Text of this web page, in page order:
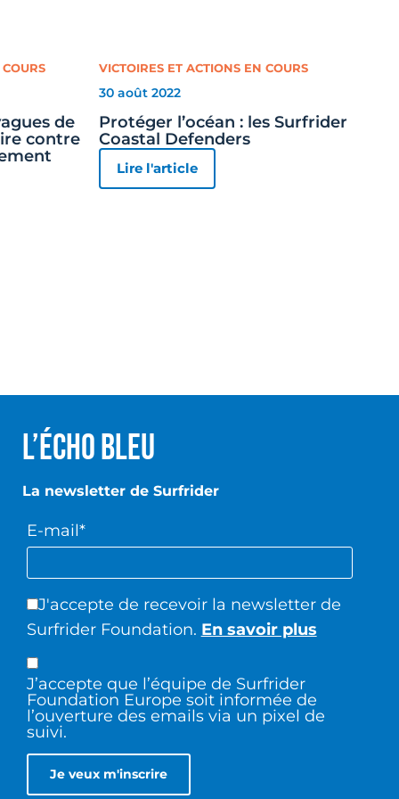
de
contre
VICTOIRES ET ACTIONS EN COURS
30 août 2022
Protéger l’océan : les Surfrider
Coastal Defenders
Lire l'article
L’écho Bleu
La newsletter de Surfrider
E-mail*
J'accepte de recevoir la newsletter de
Surfrider Foundation. En savoir plus
J’accepte que l’équipe de Surfrider
Foundation Europe soit informée de
l’ouverture des emails via un pixel de
suivi.